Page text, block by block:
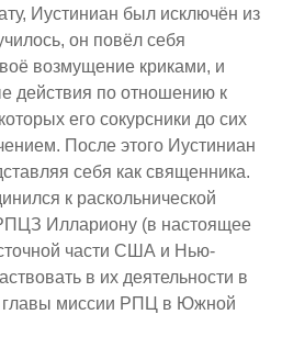
Иустиниан был исключён из
он повёл себя
возмущение криками, и
действия по отношению к
его сокурсники до сих
После этого Иустиниан
себя как священника.
к раскольнической
Иллариону (в настоящее
части США и Нью-
в их деятельности в
главы миссии РПЦ в Южной